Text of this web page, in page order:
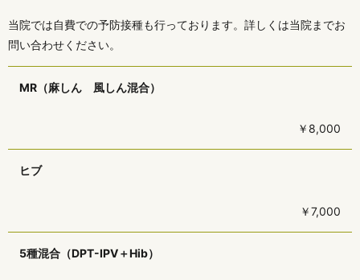
当院では自費での予防接種も行っております。詳しくは当院までお
問い合わせください。
MR（麻しん 風しん混合）
￥8,000
ヒブ
￥7,000
5種混合（DPT-IPV＋Hib）